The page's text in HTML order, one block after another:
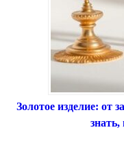
Золотое изделие: от